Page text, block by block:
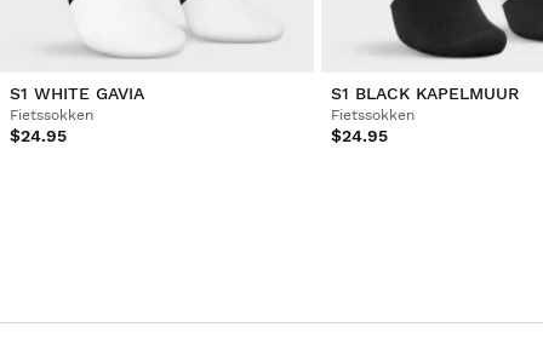
S1 WHITE GAVIA
Fietssokken
$24.95
S1 BLACK KAPELMUUR
Fietssokken
$24.95